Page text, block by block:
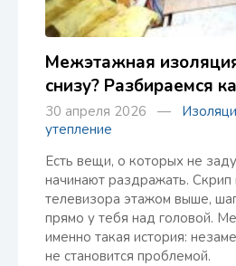
Межэтажная
снизу? Разбираемся
30 апреля 2026 —
утепление
Есть вещи, о которых не
начинают раздражать. Скрип
телевизора этажом выше,
прямо у тебя над головой.
именно такая история:
не становится проблемой.